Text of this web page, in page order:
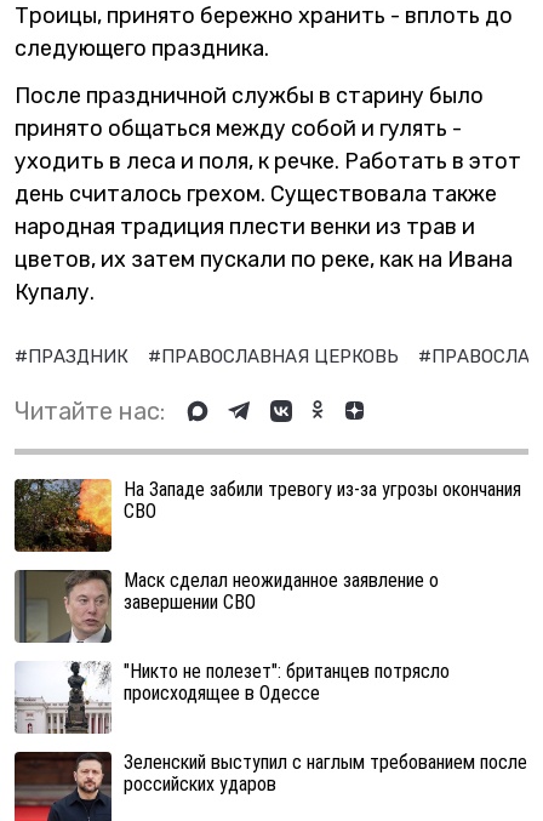
Троицы, принято бережно хранить - вплоть до
следующего праздника.
После праздничной службы в старину было
принято общаться между собой и гулять -
уходить в леса и поля, к речке. Работать в этот
день считалось грехом. Существовала также
народная традиция плести венки из трав и
цветов, их затем пускали по реке, как на Ивана
Купалу.
#ПРАЗДНИК #ПРАВОСЛАВНАЯ ЦЕРКОВЬ
Читайте нас:
На Западе забили тревогу из-за угрозы окончания
СВО
Маск сделал неожиданное заявление о
завершении СВО
"Никто не полезет": британцев потрясло
происходящее в Одессе
Зеленский выступил с наглым требованием после
российских ударов